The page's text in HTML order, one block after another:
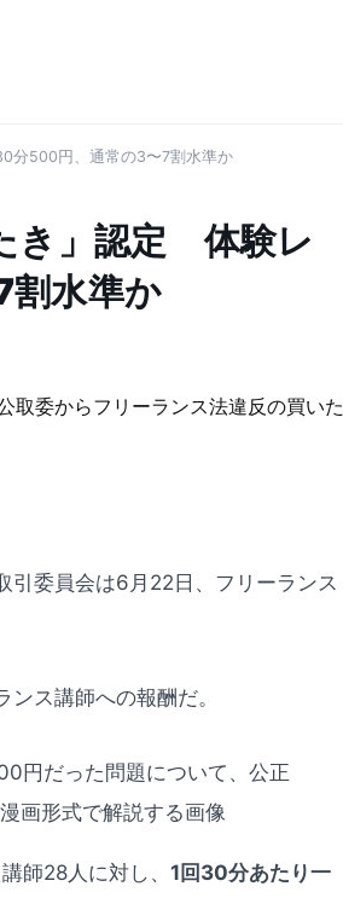
分500円、通常の3〜7割水準か
き」認定 体験レ
水準か
引委員会は6月22日、フリーランス
ス講師への報酬だ。
師28人に対し、 1回30分あたり一